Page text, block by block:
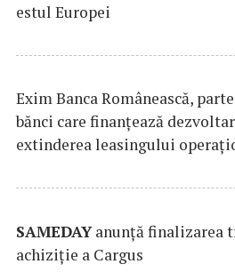
estul Europei
Exim Banca Românească,
bănci care finanțează
extinderea leasingului
SAMEDAYanunță finalizarea
achiziție a Cargus